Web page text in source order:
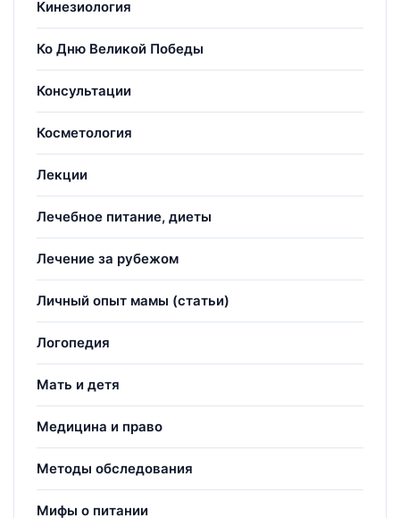
Кинезиология
Ко Дню Великой Победы
Консультации
Косметология
Лекции
Лечебное питание, диеты
Лечение за рубежом
Личный опыт мамы (статьи)
Логопедия
Мать и детя
Медицина и право
Методы обследования
Мифы о питании